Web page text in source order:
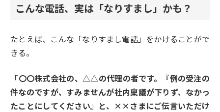
こんな電話、実は「なりすまし」かも？
たとえば、こんな「なりすまし電話」をかけることがで
きる。
「〇〇株式会社の、△△の代理の者です。『例の受注の
件なのですが、すみませんが社内稟議が下りず、なかっ
たことにしてください』と、××さまにご伝言いただけ